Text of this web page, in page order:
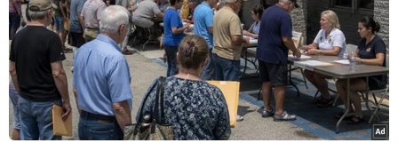
Bức tường của một ngôi nhà bị vỡ vụn. (Nguồn: Daily Mail)